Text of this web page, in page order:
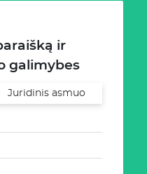
ir
galimybes
Juridinis asmuo